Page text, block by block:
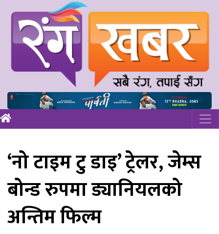
‘नो टाइम टु डाइ’ ट्रेलर, जेम्स
बोन्ड रुपमा ड्यानियलको
अन्तिम फिल्म